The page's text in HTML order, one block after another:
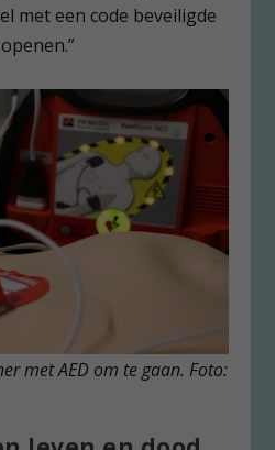
met een code beveiligde
met AED om te gaan. Foto: